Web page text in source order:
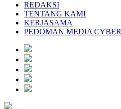
REDAKSI
TENTANG KAMI
KERJASAMA
PEDOMAN MEDIA CYBER